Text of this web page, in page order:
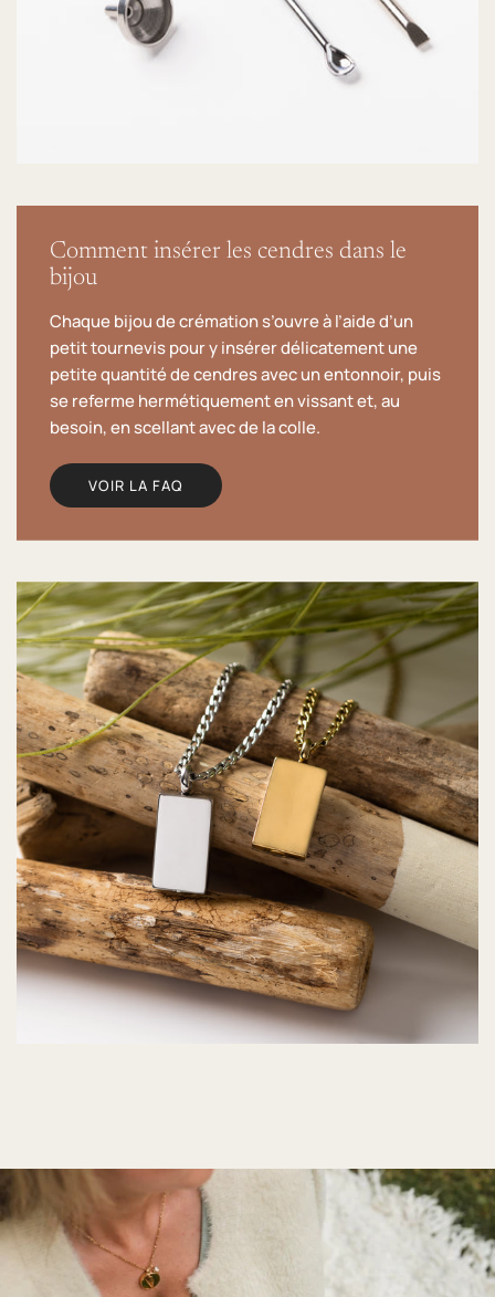
Comment insérer les cendres dans le
bijou
Chaque bijou de crémation s’ouvre à l’aide d’un
petit tournevis pour y insérer délicatement une
petite quantité de cendres avec un entonnoir, puis
se referme hermétiquement en vissant et, au
besoin, en scellant avec de la colle.
VOIR LA FAQ